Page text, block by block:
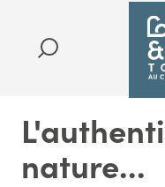
nature...